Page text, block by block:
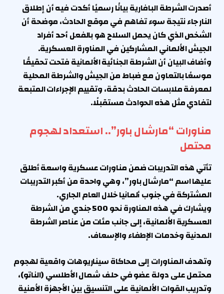
أصدرت الشرطة البافارية بيانًا رسميًا أكدت فيه أن إطلاق
النار جاء نتيجة سوء تفاهم في موقع الحادث، موضحة أن
الشخص الذي كان يحمل السلاح هو بالفعل أحد أفراد
الجيش الألماني المشاركين في المناورة العسكرية.
وأضاف البيان أن الشرطة الجنائية الألمانية فتحت تحقيقًا
موسعًا بالتعاون مع ضباط من الجيش والشرطة المحلية
لمعرفة ملابسات الحادث بدقة، وتقييم الإجراءات المتبعة
لتفادي مثل هذه الحوادث مستقبلًا.
مناورات “مارشال باور”.. استعداد لهجوم
محتمل
تأتي هذه التدريبات ضمن مناورات عسكرية واسعة أطلق
عليها اسم “مارشال باور”، وهي واحدة من أكبر التدريبات
المشتركة في جنوب ألمانيا خلال العام الجاري.
ويشارك في هذه المناورة نحو 500 جندي من الشرطة
العسكرية الألمانية، إلى جانب مئات من عناصر الشرطة
المدنية وخدمات الإطفاء والإسعاف.
وتهدف المناورات إلى محاكاة سيناريوهات واقعية لهجوم
محتمل على دولة عضو في حلف شمال الأطلسي (الناتو)،
وتدريب القوات الألمانية على التنسيق بين الأجهزة الأمنية